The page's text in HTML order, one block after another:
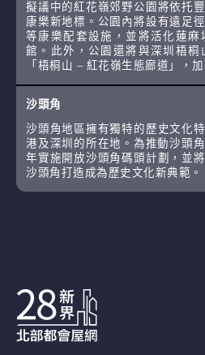
擬議中的紅花嶺郊野公園將依托
康樂新地標。公園內將設有遠足
等康樂配套設施，並將活化蓮麻
館。此外，公園還將與深圳梧桐
「梧桐山 – 紅花嶺生態廊道」，
沙頭角
沙頭角地區擁有獨特的歷史文化
港及深圳的所在地。為推動沙頭
年實施開放沙頭角碼頭計劃，並
沙頭角打造成為歷史文化新典範。